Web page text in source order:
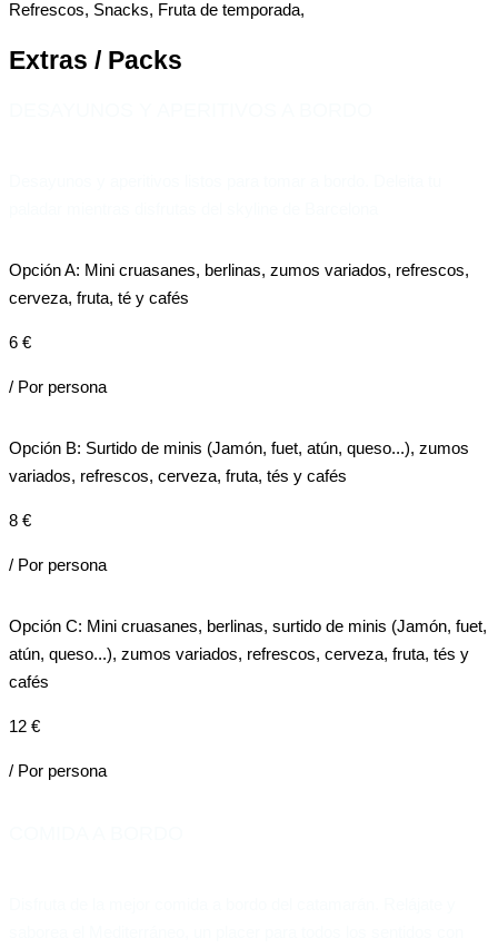
Refrescos, Snacks, Fruta de temporada,
Extras / Packs
Opción A: Mini cruasanes, berlinas, zumos variados, refrescos,
cerveza, fruta, té y cafés
6 €
/ Por persona
Opción B: Surtido de minis (Jamón, fuet, atún, queso...), zumos
variados, refrescos, cerveza, fruta, tés y cafés
8 €
/ Por persona
Opción C: Mini cruasanes, berlinas, surtido de minis (Jamón, fuet,
atún, queso...), zumos variados, refrescos, cerveza, fruta, tés y
cafés
12 €
/ Por persona